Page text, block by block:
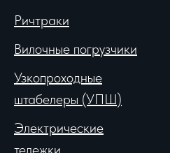
Ричтраки
Вилочные погрузчики
Узкопроходные
штабелеры (УПШ)
Электрические